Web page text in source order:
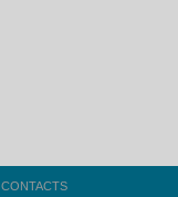
CONTACTS